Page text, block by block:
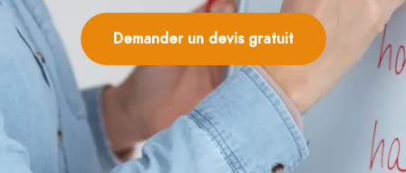
Demander un devis gratuit